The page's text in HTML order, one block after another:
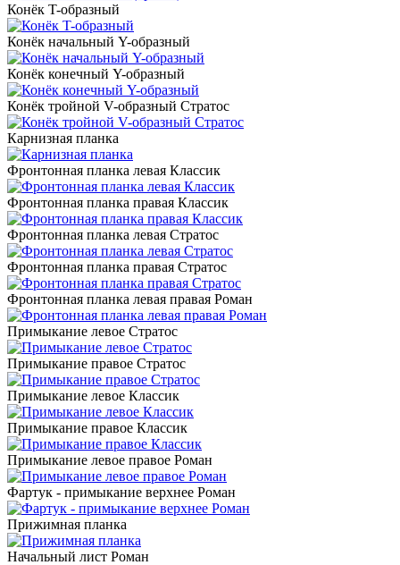
Конёк T-образный
Конёк начальный Y-образный
Конёк конечный Y-образный
Конёк тройной V-образный Стратос
Карнизная планка
Фронтонная планка левая Классик
Фронтонная планка правая Классик
Фронтонная планка левая Стратос
Фронтонная планка правая Стратос
Фронтонная планка левая правая Роман
Примыкание левое Стратос
Примыкание правое Стратос
Примыкание левое Классик
Примыкание правое Классик
Примыкание левое правое Роман
Фартук - примыкание верхнее Роман
Прижимная планка
Начальный лист Роман